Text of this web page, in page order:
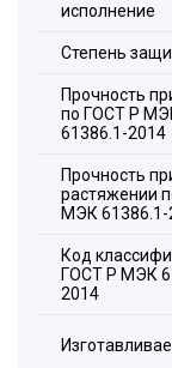
исполнение
Степень
Прочность
по ГОСТ Р
61386.1-2014
Прочность
растяжении
МЭК 61386.1-
Код
ГОСТ Р МЭК
2014